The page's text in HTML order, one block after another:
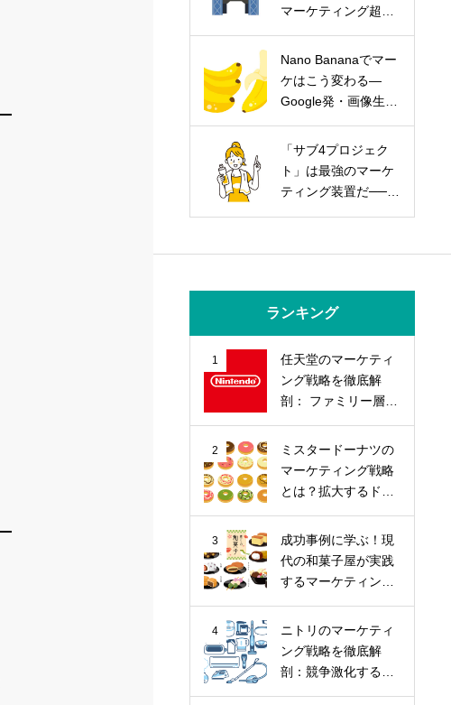
マーケティング超実
Nano Bananaでマー
ケはこう変わる―
Google発・画像生成
戦略
「サブ4プロジェク
ト」は最強のマーケ
ティング装置だ──走
ランキング
1
任天堂のマーケティ
ング戦略を徹底解
剖： ファミリー層の
戦略とは？
2
ミスタードーナツの
マーケティング戦略
とは？拡大するドー
む！
3
成功事例に学ぶ！現
代の和菓子屋が実践
するマーケティング
4
ニトリのマーケティ
ング戦略を徹底解
剖：競争激化する家